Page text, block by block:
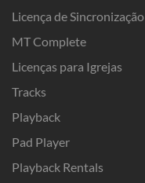
Licença de Sincronização
MT Complete
Licenças para Igrejas
Tracks
Playback
Pad Player
Playback Rentals